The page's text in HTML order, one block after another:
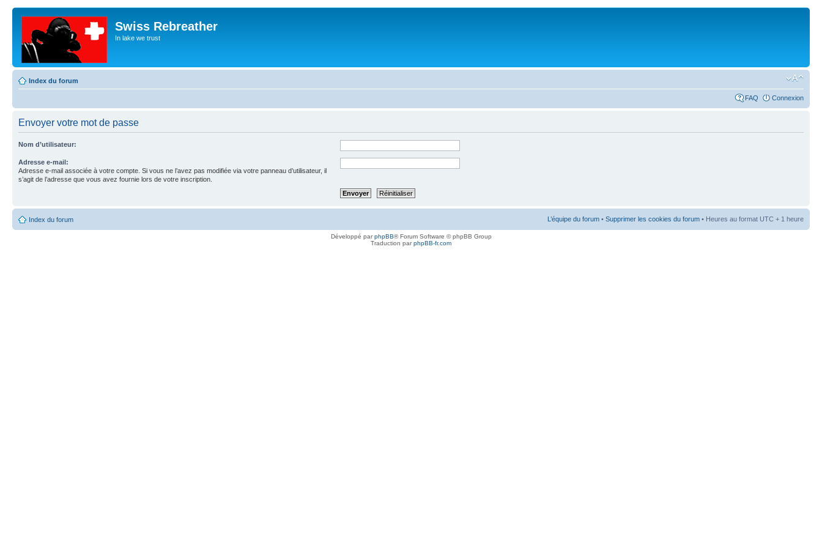
Swiss Rebreather
In lake we trust
Index du forum
FAQ Connexion
Envoyer votre mot de passe
Nom d’utilisateur:
Adresse e-mail:
Adresse e-mail associée à votre compte. Si vous ne l’avez pas modifiée via votre panneau d’utilisateur, il
s’agit de l’adresse que vous avez fournie lors de votre inscription.
Index du forum L’équipe du forum • Supprimer les cookies du forum • Heures au format UTC + 1 heure
Développé parphpBB® Forum Software © phpBB Group
Traduction parphpBB-fr.com